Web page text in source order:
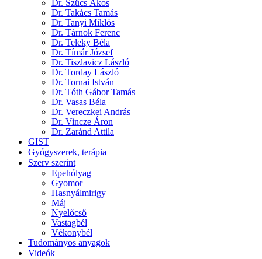
Dr. Szücs Ákos
Dr. Takács Tamás
Dr. Tanyi Miklós
Dr. Tárnok Ferenc
Dr. Teleky Béla
Dr. Tímár József
Dr. Tiszlavicz László
Dr. Torday László
Dr. Tornai István
Dr. Tóth Gábor Tamás
Dr. Vasas Béla
Dr. Vereczkei András
Dr. Vincze Áron
Dr. Zaránd Attila
GIST
Gyógyszerek, terápia
Szerv szerint
Epehólyag
Gyomor
Hasnyálmirigy
Máj
Nyelőcső
Vastagbél
Vékonybél
Tudományos anyagok
Videók